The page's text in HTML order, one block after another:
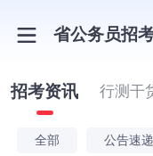
省公务员招
招考资讯 行测干
全部 公告速递